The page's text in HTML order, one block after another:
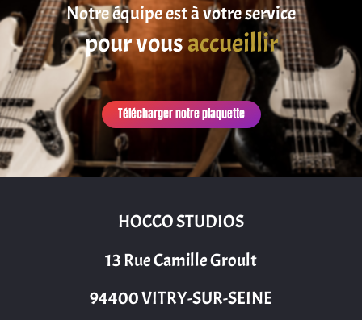
Notre équipe est à votre service
pour vousaccueillir
Télécharger notre plaquette
HOCCO STUDIOS
13 Rue Camille Groult
94400 VITRY-SUR-SEINE